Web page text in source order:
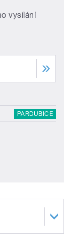
vysílání
PARDUBICE